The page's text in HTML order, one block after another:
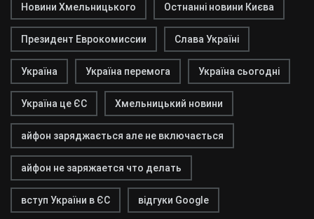
Новини Хмельницького Остнанні новини Києва
Президент Еврокомиссии Слава Україні
Україна Україна перемога Україна сьогодні
Україна це ЄС Хмельницький новини
айфон заряджається але не включається
айфон не заряжается что делать
вступ України в ЄС відгуки Google